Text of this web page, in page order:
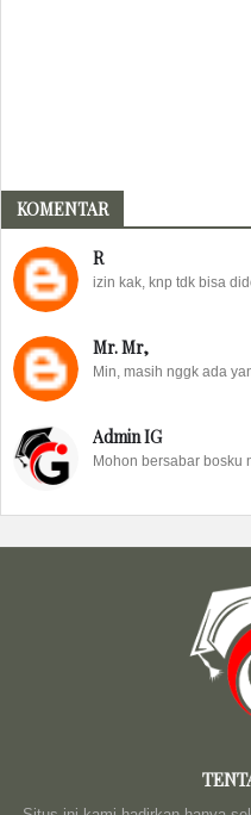
KOMENTAR
R
izin kak, knp tdk bisa
Mr. Mr,
Min, masih nggk ada
Admin IG
Mohon bersabar bosku